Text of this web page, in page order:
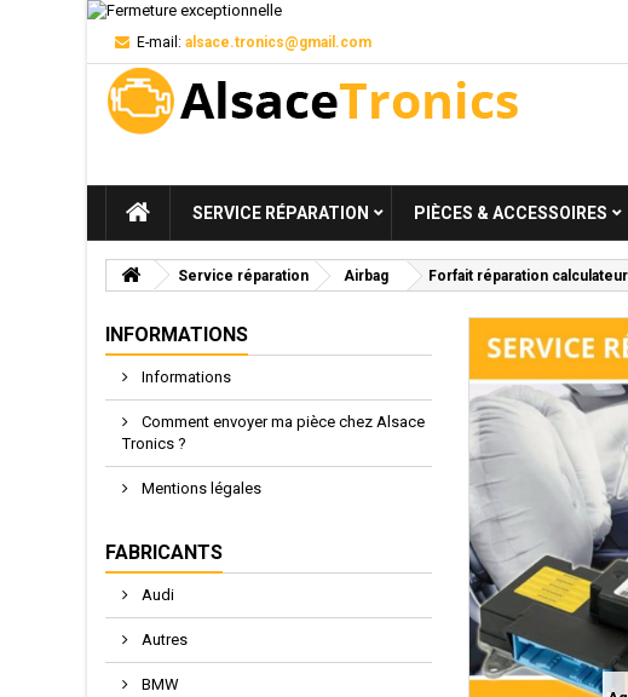
E-mail: alsace.tronics@gmail.com
SERVICE RÉPARATION PIÈCES & ACCESSOIRES
Service réparation Airbag Forfait réparation
INFORMATIONS
Informations
Comment envoyer ma pièce chez Alsace
Tronics ?
Mentions légales
FABRICANTS
Audi
Autres
BMW